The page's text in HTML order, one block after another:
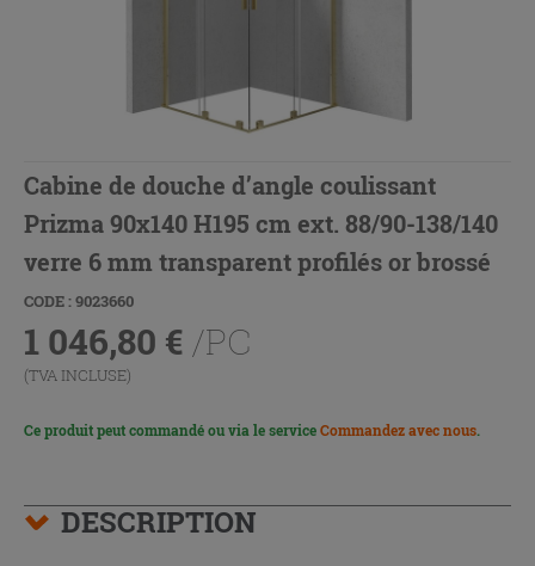
Cabine de douche d’angle coulissant
Prizma 90x140 H195 cm ext. 88/90-138/140
verre 6 mm transparent profilés or brossé
CODE : 9023660
1 046,80 € /PC
(TVA INCLUSE)
Ce produit peut commandé ou via le serviceCommandez avec nous.
DESCRIPTION